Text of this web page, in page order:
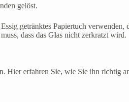
gelöst.
getränktes Papiertuch
dass das Glas nicht zerkratzt wird.
Hier erfahren Sie, wie Sie ihn richtig